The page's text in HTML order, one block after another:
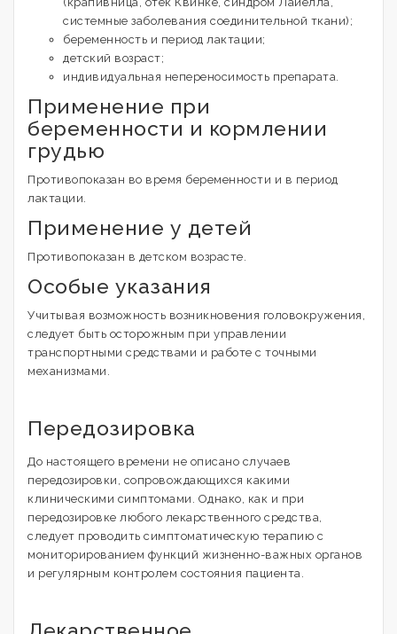
системные заболевания соединительной ткани);
беременность и период лактации;
детский возраст;
индивидуальная непереносимость препарата.
Применение при
беременности и кормлении
грудью
Противопоказан во время беременности и в период
лактации.
Применение у детей
Противопоказан в детском возрасте.
Особые указания
Учитывая возможность возникновения головокружения,
следует быть осторожным при управлении
транспортными средствами и работе с точными
механизмами.
Передозировка
До настоящего времени не описано случаев
передозировки, сопровождающихся какими
клиническими симптомами. Однако, как и при
передозировке любого лекарственного средства,
следует проводить симптоматическую терапию с
мониторированием функций жизненно-важных органов
и регулярным контролем состояния пациента.